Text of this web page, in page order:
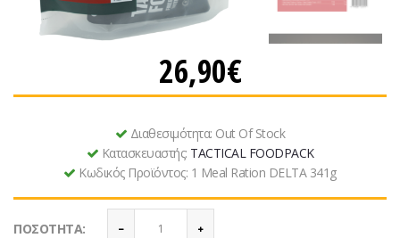
26,90€
Διαθεσιμότητα: Out Of Stock
Κατασκευαστής: TACTICAL FOODPACK
Κωδικός Προϊόντος: 1 Meal Ration DELTA 341g
ΠΟΣΌΤΗΤΑ: